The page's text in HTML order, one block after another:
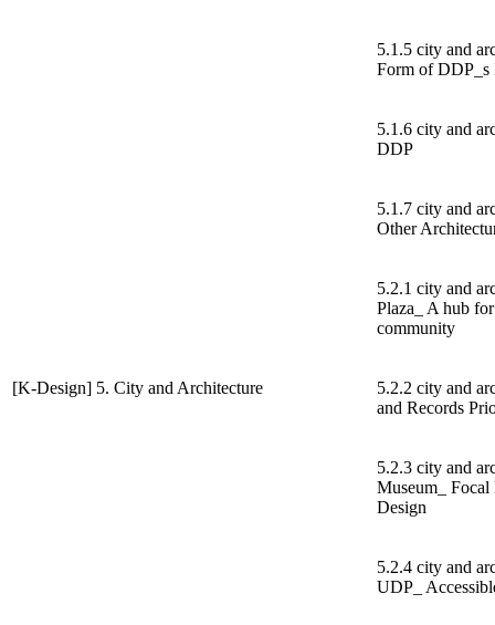
[K-Design] 5. City and Architecture
5.1.5 city and
Form of DDP_s
5.1.6 city and
DDP
5.1.7 city and
Other
5.2.1 city and
Plaza_ A hub
community
5.2.2 city and
and Records
5.2.3 city and
Museum_ Focal
Design
5.2.4 city and
UDP_